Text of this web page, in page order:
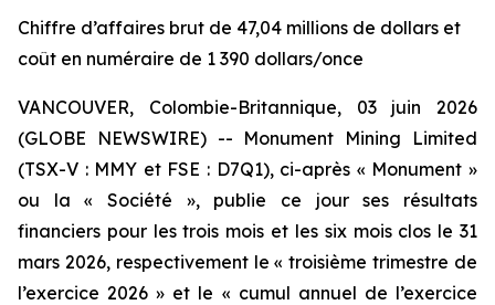
Chiffre d’affaires brut de 47,04 millions de dollars et
coût en numéraire de 1 390 dollars/once
VANCOUVER, Colombie-Britannique, 03 juin 2026
(GLOBE NEWSWIRE) -- Monument Mining Limited
(TSX-V : MMY et FSE : D7Q1), ci-après « Monument »
ou la « Société », publie ce jour ses résultats
financiers pour les trois mois et les six mois clos le 31
mars 2026, respectivement le « troisième trimestre de
l’exercice 2026 » et le « cumul annuel de l’exercice